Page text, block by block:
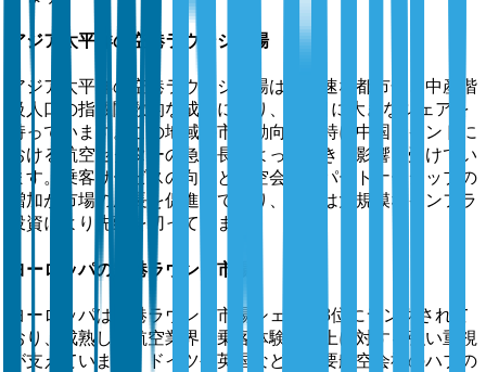
アジア太平洋の空港ラウンジ市場
アジア太平洋の空港ラウンジ市場は、急速な都市化と中産階
級人口の指数関数的な成長により、2番目に大きなシェアを
持っています。この地域の市場動向は、特に中国とインドに
おける航空セクターの急成長によって大きく影響を受けてい
ます。乗客サービスの向上と航空会社のパートナーシップの
増加が市場の成長を促進しており、中国は大規模なインフラ
投資により先頭を切っています。
ヨーロッパの空港ラウンジ市場
ヨーロッパは空港ラウンジ市場シェアで3位にランクされて
おり、成熟した航空業界と乗客体験の向上に対する強い重視
が支えています。ドイツや英国などの主要航空会社のハブの